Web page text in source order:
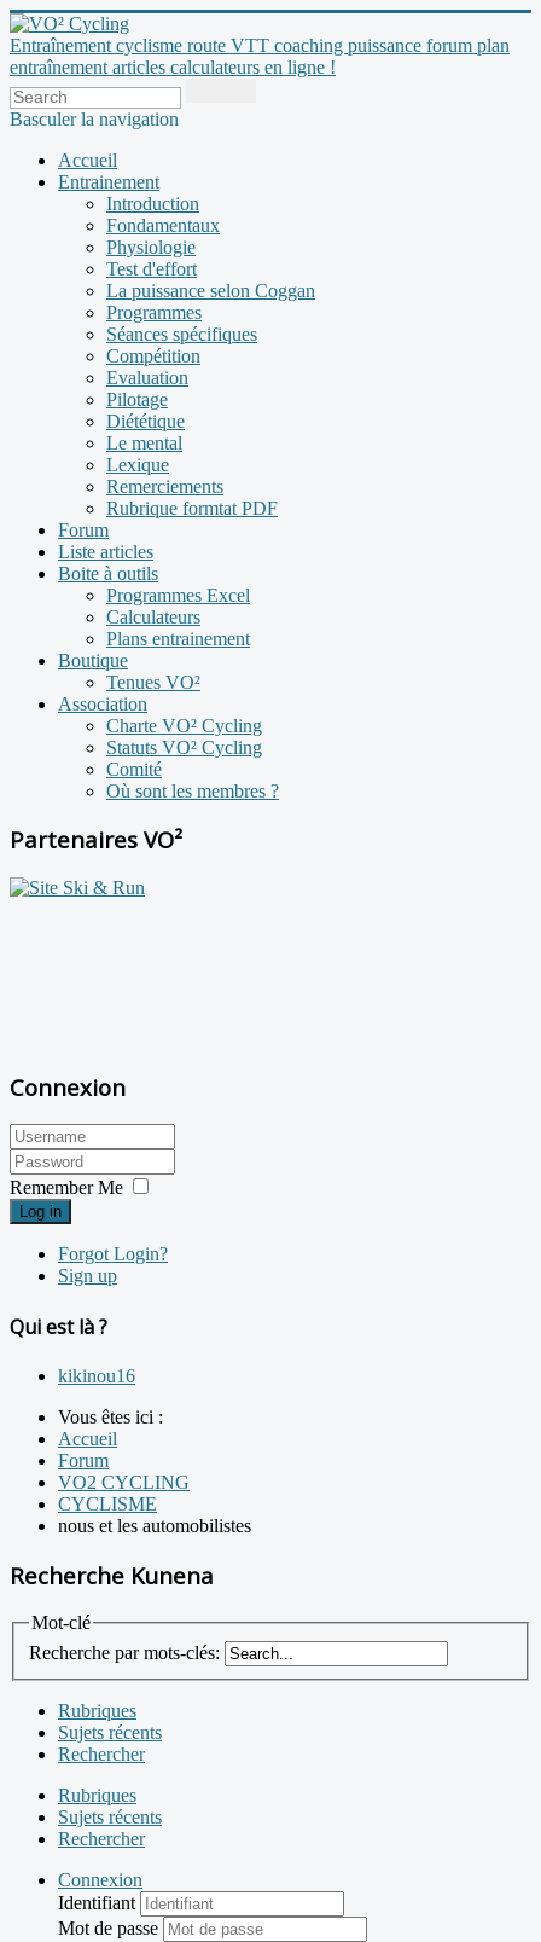
Entraînement cyclisme route VTT coaching puissance forum plan
entraînement articles calculateurs en ligne !
Basculer la navigation
Accueil
Entrainement
Introduction
Fondamentaux
Physiologie
Test d'effort
La puissance selon Coggan
Programmes
Séances spécifiques
Compétition
Evaluation
Pilotage
Diététique
Le mental
Lexique
Remerciements
Rubrique formtat PDF
Forum
Liste articles
Boite à outils
Programmes Excel
Calculateurs
Plans entrainement
Boutique
Tenues VO²
Association
Charte VO² Cycling
Statuts VO² Cycling
Comité
Où sont les membres ?
Partenaires VO²
Connexion
Remember Me
Log in
Forgot Login?
Sign up
Qui est là ?
kikinou16
Vous êtes ici :
Accueil
Forum
VO2 CYCLING
CYCLISME
nous et les automobilistes
Recherche Kunena
Mot-clé
Recherche par mots-clés:
Rubriques
Sujets récents
Rechercher
Rubriques
Sujets récents
Rechercher
Connexion
Identifiant
Mot de passe